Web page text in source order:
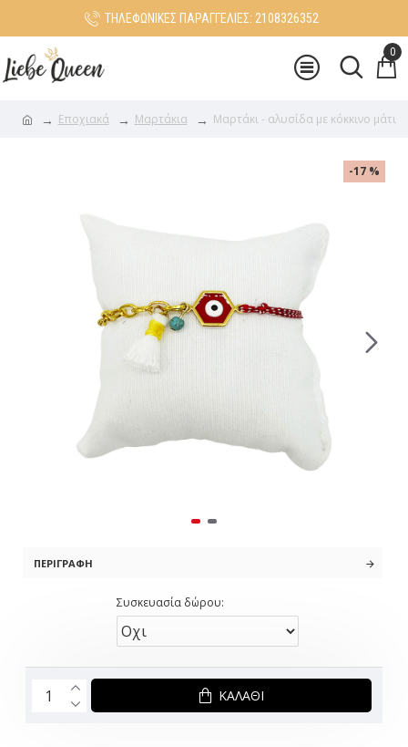
ΤΗΛΕΦΩΝΙΚΕΣ ΠΑΡΑΓΓΕΛΙΕΣ: 2108326352
0
Εποχιακά Μαρτάκια Μαρτάκι - αλυσίδα με κόκκινο μάτι
-17 %
ΠΕΡΙΓΡΑΦΉ
Συσκευασία δώρου:
ΚΑΛΆΘΙ